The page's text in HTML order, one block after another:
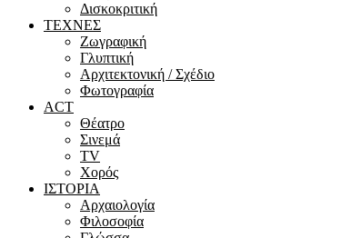
Δισκοκριτική
ΤΕΧΝΕΣ
Ζωγραφική
Γλυπτική
Αρχιτεκτονική / Σχέδιο
Φωτογραφία
ACT
Θέατρο
Σινεμά
ΤV
Χορός
ΙΣΤΟΡΙΑ
Αρχαιολογία
Φιλοσοφία